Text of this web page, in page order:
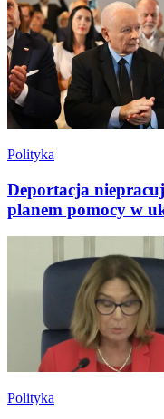
Polityka
Deportacja
planem pomocy w
Polityka